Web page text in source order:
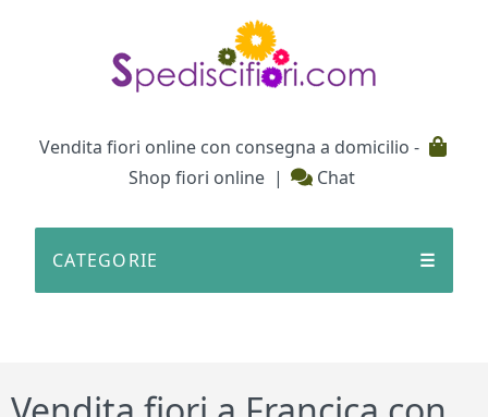
Vendita fiori online con consegna a domicilio -
Shop fiori online | Chat
CATEGORIE ☰